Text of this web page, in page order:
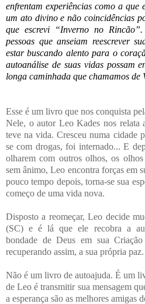
enfrentam experiências como a que
um ato divino e não coincidências
que escrevi “Inverno no
pessoas que anseiam reescrever
estar buscando alento para o
autoanálise de suas vidas possam
longa caminhada que chamamos de
Esse é um livro que nos conquista
Nele, o autor Leo Kades nos relata
teve na vida. Cresceu numa cidade
se com drogas, foi internado... E
olharem com outros olhos, os
sem ânimo, Leo encontra forças em
pouco tempo depois, torna-se sua
começo de uma vida nova.
Disposto a reomeçar, Leo decide
(SC) e é lá que ele recobra a
bondade de Deus em sua
recuperando assim, a sua própria paz.
Não é um livro de autoajuda. É um
de Leo é transmitir sua mensagem
a esperança são as melhores amigas